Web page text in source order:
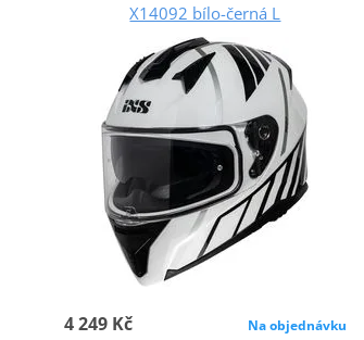
X14092 bílo-černá L
4 249 Kč Na objednávku